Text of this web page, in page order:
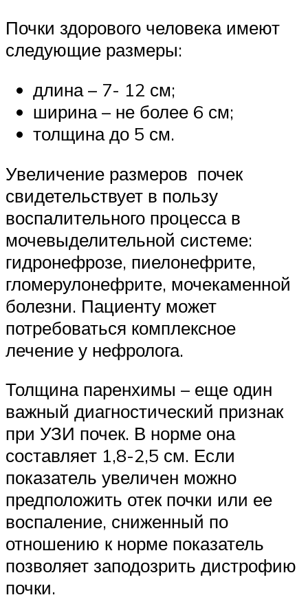
Почки здорового человека имеют
следующие размеры:
длина – 7- 12 см;
ширина – не более 6 см;
толщина до 5 см.
Увеличение размеров почек
свидетельствует в пользу
воспалительного процесса в
мочевыделительной системе:
гидронефрозе, пиелонефрите,
гломерулонефрите, мочекаменной
болезни. Пациенту может
потребоваться комплексное
лечение у нефролога.
Толщина паренхимы – еще один
важный диагностический признак
при УЗИ почек. В норме она
составляет 1,8-2,5 см. Если
показатель увеличен можно
предположить отек почки или ее
воспаление, сниженный по
отношению к норме показатель
позволяет заподозрить дистрофию
почки.